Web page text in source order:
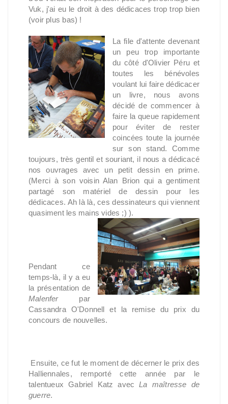
Vuk, j'ai eu le droit à des dédicaces trop trop bien
(voir plus bas) !
La file d'attente devenant
un peu trop importante
du côté d'Olivier Péru et
toutes les bénévoles
voulant lui faire dédicacer
un livre, nous avons
décidé de commencer à
faire la queue rapidement
pour éviter de rester
coincées toute la journée
sur son stand. Comme
toujours, très gentil et souriant, il nous a dédicacé
nos ouvrages avec un petit dessin en prime.
(Merci à son voisin Alan Brion qui a gentiment
partagé son matériel de dessin pour les
dédicaces. Ah là là, ces dessinateurs qui viennent
quasiment les mains vides ;) ).
Pendant ce
temps-là, il y a eu
la présentation de
Malenfer par
Cassandra O'Donnell et la remise du prix du
concours de nouvelles.
Ensuite, ce fut le moment de décerner le prix des
Halliennales, remporté cette année par le
talentueux Gabriel Katz avecLa maîtresse de
guerre.